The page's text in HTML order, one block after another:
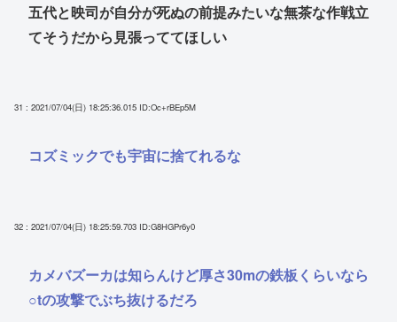
五代と映司が自分が死ぬの前提みたいな無茶な作戦立
てそうだから見張っててほしい
31 : 2021/07/04(日) 18:25:36.015 ID:Oc+rBEp5M
コズミックでも宇宙に捨てれるな
32 : 2021/07/04(日) 18:25:59.703 ID:G8HGPr6y0
カメバズーカは知らんけど厚さ30mの鉄板くらいなら
○tの攻撃でぶち抜けるだろ